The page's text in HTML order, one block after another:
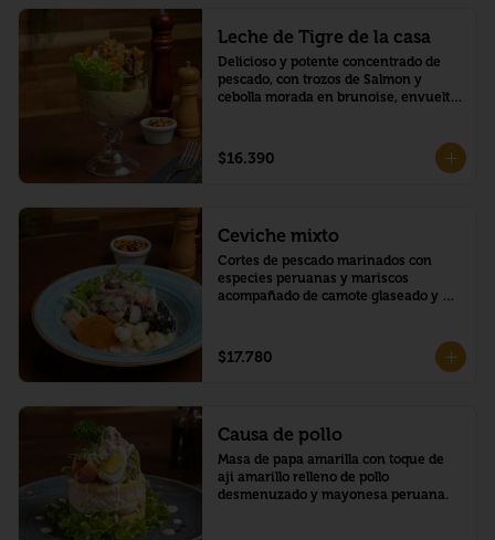
Leche de Tigre de la casa
Delicioso y potente concentrado de
pescado, con trozos de Salmon y
cebolla morada en brunoise, envuelto
trozo de camote y choclo peruano.
$16.390
Ceviche mixto
Cortes de pescado marinados con
especies peruanas y mariscos
acompañado de camote glaseado y
$17.780
Causa de pollo
Masa de papa amarilla con toque de
aji amarillo relleno de pollo
desmenuzado y mayonesa peruana.